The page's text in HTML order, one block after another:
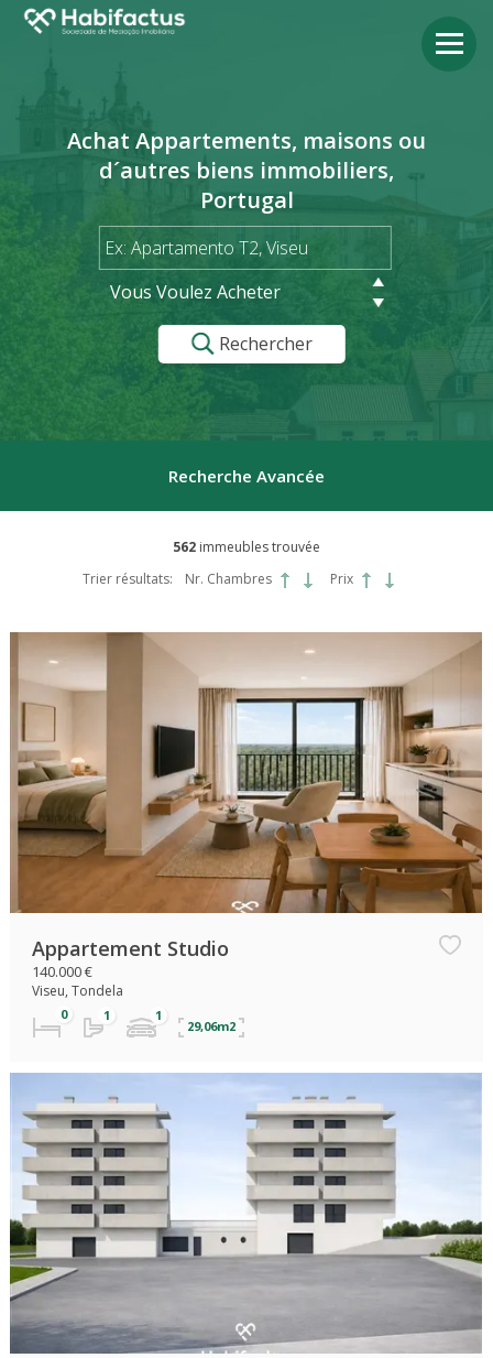
Achat Appartements, maisons ou
d´autres biens immobiliers,
Portugal
Vous Voulez Acheter
Rechercher
Recherche Avancée
562 immeubles trouvée
Trier résultats:
Nr. Chambres Prix
Appartement Studio
140.000 €
Viseu, Tondela
29,06m2